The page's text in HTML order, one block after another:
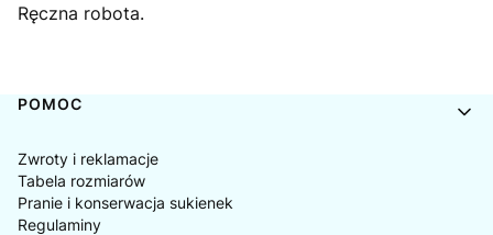
Ręczna robota.
Linki w stopce
POMOC
Zwroty i reklamacje
Tabela rozmiarów
Pranie i konserwacja sukienek
Regulaminy